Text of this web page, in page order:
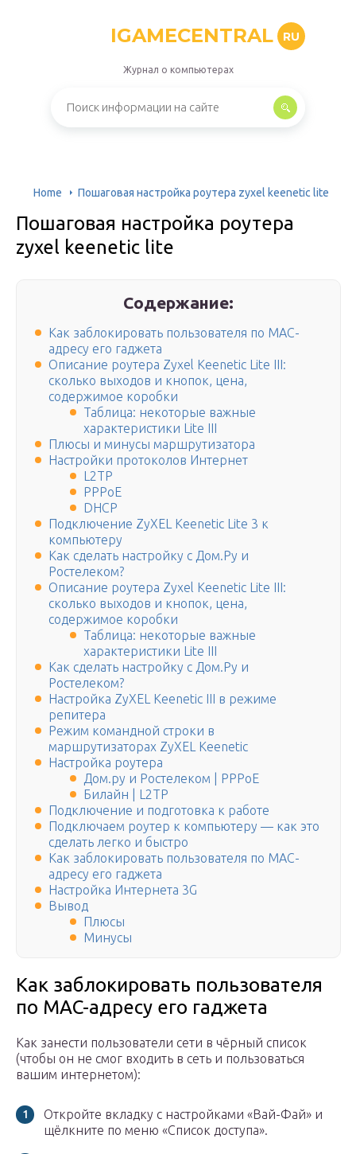
IGAMECENTRAL RU
Журнал о компьютерах
Home Пошаговая настройка роутера zyxel keenetic lite
Пошаговая настройка роутера
zyxel keenetic lite
Содержание:
Как заблокировать пользователя по MAC-
адресу его гаджета
Описание роутера Zyxel Keenetic Lite III:
сколько выходов и кнопок, цена,
содержимое коробки
Таблица: некоторые важные
характеристики Lite III
Плюсы и минусы маршрутизатора
Настройки протоколов Интернет
L2TP
PPPoE
DHCP
Подключение ZyXEL Keenetic Lite 3 к
компьютеру
Как сделать настройку с Дом.Ру и
Ростелеком?
Описание роутера Zyxel Keenetic Lite III:
сколько выходов и кнопок, цена,
содержимое коробки
Таблица: некоторые важные
характеристики Lite III
Как сделать настройку с Дом.Ру и
Ростелеком?
Настройка ZyXEL Keenetic III в режиме
репитера
Режим командной строки в
маршрутизаторах ZyXEL Keenetic
Настройка роутера
Дом.ру и Ростелеком | PPPoE
Билайн | L2TP
Подключение и подготовка к работе
Подключаем роутер к компьютеру — как это
сделать легко и быстро
Как заблокировать пользователя по MAC-
адресу его гаджета
Настройка Интернета 3G
Вывод
Плюсы
Минусы
Как заблокировать пользователя
по MAC-адресу его гаджета
Как занести пользователи сети в чёрный список
(чтобы он не смог входить в сеть и пользоваться
вашим интернетом):
Откройте вкладку с настройками «Вай-Фай» и
щёлкните по меню «Список доступа».